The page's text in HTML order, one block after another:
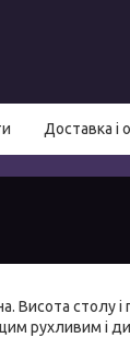
Доставка і
Висота
рухливим і